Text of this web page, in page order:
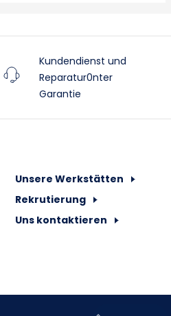
Kundendienst und
Reparatur0nter
Garantie
Unsere Werkstätten
Rekrutierung
Uns kontaktieren